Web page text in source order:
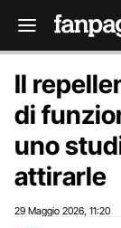
Il
di
uno
attirarle
29 Maggio 2026 11:20